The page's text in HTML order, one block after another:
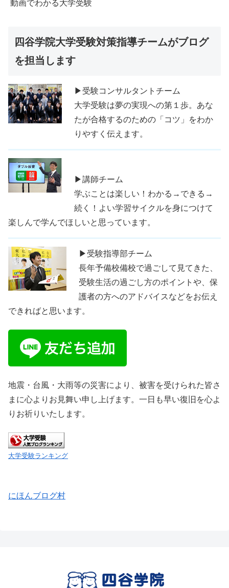
動画でわかる大学受験
四谷学院大学受験対策指導チームがブログ
を担当します
▶受験コンサルタントチーム
大学受験は夢の実現への第１歩。あな
たが合格するのための「コツ」をわか
りやすく伝えます。
▶講師チーム
学ぶことは楽しい！わかる→できる→
続く！よい学習サイクルを身につけて
楽しんで学んでほしいと思っています。
▶受験指導部チーム
長年予備校備校で過ごして見てきた、
受験生活の過ごし方のポイントや、保
護者の方へのアドバイスなどをお伝え
できればと思います。
地震・台風・大雨等の災害により、被害を受けられた皆さ
まに心よりお見舞い申し上げます。一日も早い復旧を心よ
りお祈りいたします。
大学受験ランキング
にほんブログ村